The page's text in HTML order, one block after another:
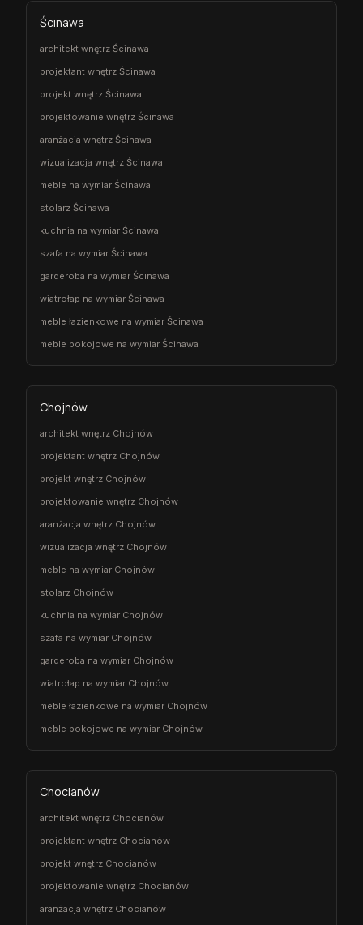
Ścinawa
architekt wnętrz Ścinawa
projektant wnętrz Ścinawa
projekt wnętrz Ścinawa
projektowanie wnętrz Ścinawa
aranżacja wnętrz Ścinawa
wizualizacja wnętrz Ścinawa
meble na wymiar Ścinawa
stolarz Ścinawa
kuchnia na wymiar Ścinawa
szafa na wymiar Ścinawa
garderoba na wymiar Ścinawa
wiatrołap na wymiar Ścinawa
meble łazienkowe na wymiar Ścinawa
meble pokojowe na wymiar Ścinawa
Chojnów
architekt wnętrz Chojnów
projektant wnętrz Chojnów
projekt wnętrz Chojnów
projektowanie wnętrz Chojnów
aranżacja wnętrz Chojnów
wizualizacja wnętrz Chojnów
meble na wymiar Chojnów
stolarz Chojnów
kuchnia na wymiar Chojnów
szafa na wymiar Chojnów
garderoba na wymiar Chojnów
wiatrołap na wymiar Chojnów
meble łazienkowe na wymiar Chojnów
meble pokojowe na wymiar Chojnów
Chocianów
architekt wnętrz Chocianów
projektant wnętrz Chocianów
projekt wnętrz Chocianów
projektowanie wnętrz Chocianów
aranżacja wnętrz Chocianów